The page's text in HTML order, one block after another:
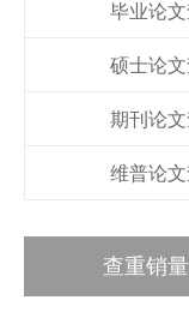
毕业论
硕士论
期刊论
维普论
查重销